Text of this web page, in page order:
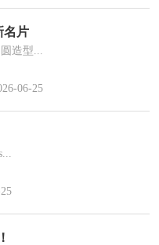
名片
造型...
06-25